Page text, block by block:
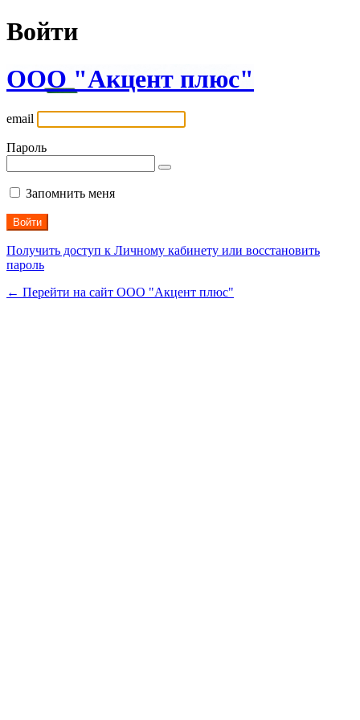
Войти
ООО "Акцент плюс"
email
Пароль
Запомнить меня
Получить доступ к Личному кабинету или восстановить
пароль
← Перейти на сайт ООО "Акцент плюс"